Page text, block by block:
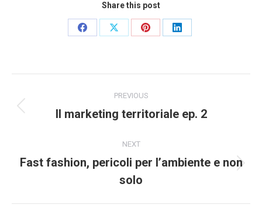
Share this post
Share
Share
Share
Share
navigation
PREVIOUS
Previous
Il marketing territoriale ep. 2
NEXT
Next
post:
Fast fashion, pericoli per l’ambiente e non
solo